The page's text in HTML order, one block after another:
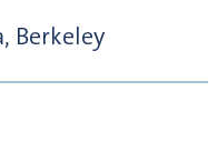
Berkeley